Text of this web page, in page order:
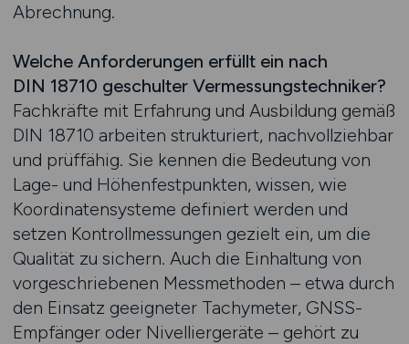
Abrechnung.
Welche Anforderungen erfüllt ein nach
DIN 18710 geschulter Vermessungstechniker?
Fachkräfte mit Erfahrung und Ausbildung gemäß
DIN 18710 arbeiten strukturiert, nachvollziehbar
und prüffähig. Sie kennen die Bedeutung von
Lage- und Höhenfestpunkten, wissen, wie
Koordinatensysteme definiert werden und
setzen Kontrollmessungen gezielt ein, um die
Qualität zu sichern. Auch die Einhaltung von
vorgeschriebenen Messmethoden – etwa durch
den Einsatz geeigneter Tachymeter, GNSS-
Empfänger oder Nivelliergeräte – gehört zu